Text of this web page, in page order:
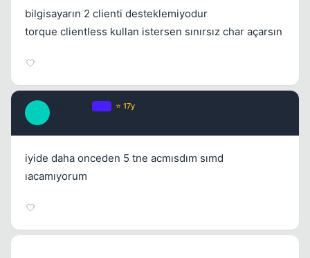
bilgisayarın 2 clienti desteklemiyodur
torque clientless kullan istersen sınırsız char açarsın
⭐ 17y
iyide daha onceden 5 tne acmısdım sımd
ıacamıyorum